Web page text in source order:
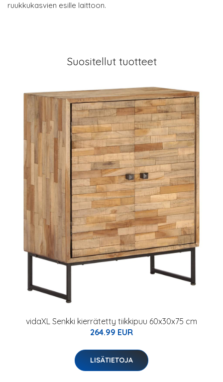
ruukkukasvien esille laittoon.
Suositellut tuotteet
vidaXL Senkki kierrätetty tiikkipuu 60x30x75 cm
264.99 EUR
LISÄTIETOJA